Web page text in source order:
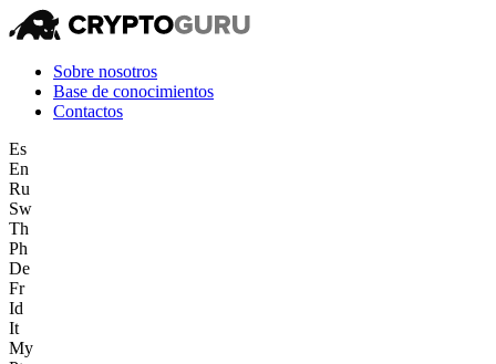
Sobre nosotros
Base de conocimientos
Contactos
Es
En
Ru
Sw
Th
Ph
De
Fr
Id
It
My